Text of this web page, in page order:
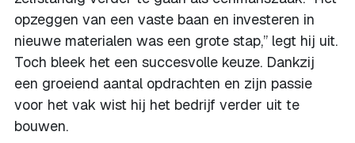
opzeggen van een vaste baan en investeren in
nieuwe materialen was een grote stap,” legt hij uit.
Toch bleek het een succesvolle keuze. Dankzij
een groeiend aantal opdrachten en zijn passie
voor het vak wist hij het bedrijf verder uit te
bouwen.